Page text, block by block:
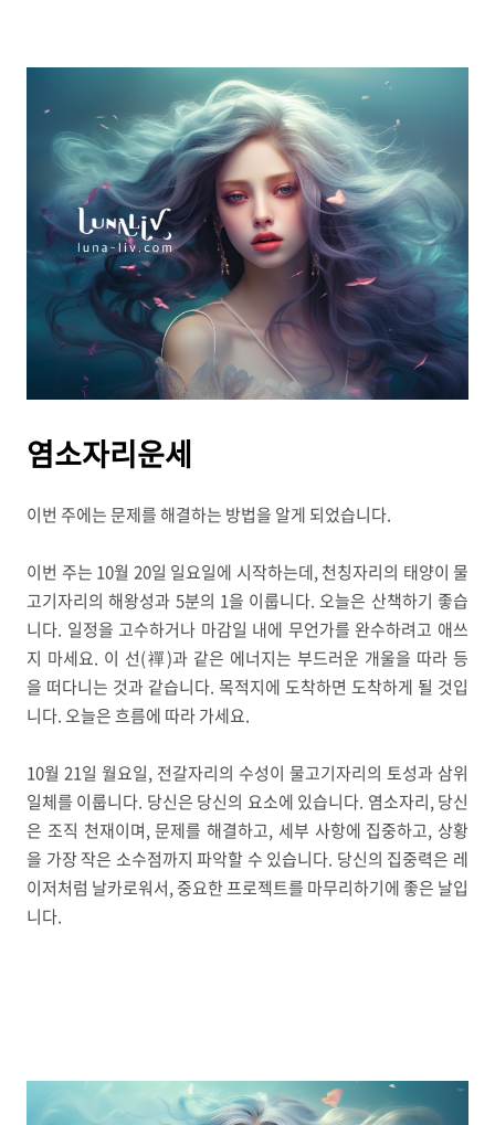
염소자리운세
이번 주에는 문제를 해결하는 방법을 알게 되었습니다.
이번 주는 10월 20일 일요일에 시작하는데, 천칭자리의 태양이 물
고기자리의 해왕성과 5분의 1을 이룹니다. 오늘은 산책하기 좋습
니다. 일정을 고수하거나 마감일 내에 무언가를 완수하려고 애쓰
지 마세요. 이 선(禪)과 같은 에너지는 부드러운 개울을 따라 등
을 떠다니는 것과 같습니다. 목적지에 도착하면 도착하게 될 것입
니다. 오늘은 흐름에 따라 가세요.
10월 21일 월요일, 전갈자리의 수성이 물고기자리의 토성과 삼위
일체를 이룹니다. 당신은 당신의 요소에 있습니다. 염소자리, 당신
은 조직 천재이며, 문제를 해결하고, 세부 사항에 집중하고, 상황
을 가장 작은 소수점까지 파악할 수 있습니다. 당신의 집중력은 레
이저처럼 날카로워서, 중요한 프로젝트를 마무리하기에 좋은 날입
니다.